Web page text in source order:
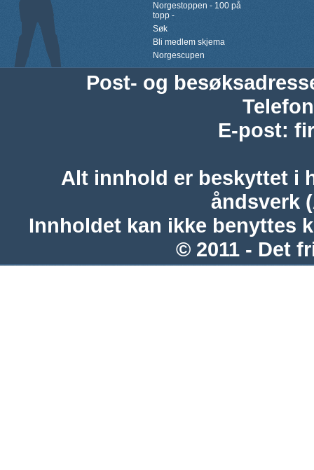
Norgestoppen - 100 på
topp -
Søk
Bli medlem skjema
Norgescupen
Post- og
Telefon
E-post:
Alt innhold er beskyttet i
åndsverk
Innholdet kan ikke benyttes
© 2011 - Det